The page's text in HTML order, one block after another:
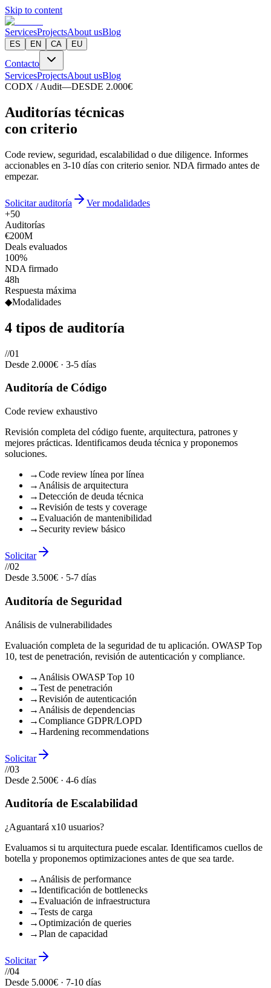
Skip to content
ServicesProjectsAbout usBlog
ES EN CA EU
Contacto
ServicesProjectsAbout usBlog
CODX / Audit—DESDE 2.000€
Auditorías técnicas
con criterio
Code review, seguridad, escalabilidad o due diligence. Informes
accionables en 3-10 días con criterio senior. NDA firmado antes de
empezar.
Solicitar auditoría
Ver modalidades
+50
Auditorías
€200M
Deals evaluados
100%
NDA firmado
48h
Respuesta máxima
◆Modalidades
4 tipos de auditoría
//01
Desde 2.000€ · 3-5 días
Auditoría de Código
Code review exhaustivo
Revisión completa del código fuente, arquitectura, patrones y
mejores prácticas. Identificamos deuda técnica y proponemos
soluciones.
→Code review línea por línea
→ Análisis de arquitectura
→Detección de deuda técnica
→Revisión de tests y coverage
→Evaluación de mantenibilidad
→ Security review básico
Solicitar
//02
Desde 3.500€ · 5-7 días
Auditoría de Seguridad
Análisis de vulnerabilidades
Evaluación completa de la seguridad de tu aplicación. OWASP Top
10, test de penetración, revisión de autenticación y compliance.
→ Análisis OWASP Top 10
→Test de penetración
→Revisión de autenticación
→ Análisis de dependencias
→Compliance GDPR/LOPD
→Hardening recommendations
Solicitar
//03
Desde 2.500€ · 4-6 días
Auditoría de Escalabilidad
¿Aguantará x10 usuarios?
Evaluamos si tu arquitectura puede escalar. Identificamos cuellos de
botella y proponemos optimizaciones antes de que sea tarde.
→ Análisis de performance
→Identificación de bottlenecks
→Evaluación de infraestructura
→Tests de carga
→Optimización de queries
→Plan de capacidad
Solicitar
//04
Desde 5.000€ · 7-10 días